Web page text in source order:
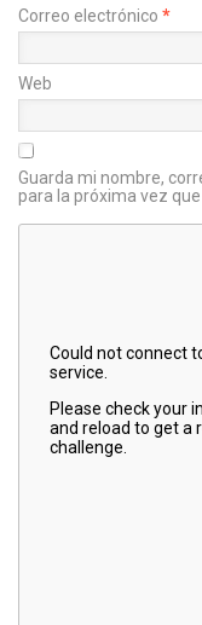
Correo electrónico *
Web
Guarda mi nombre,
para la próxima vez